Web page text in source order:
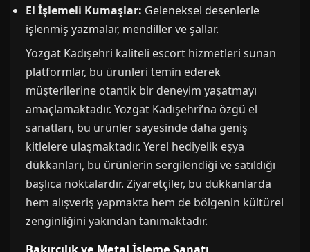
El İşlemeli Kumaşlar: Geleneksel desenlerle
işlenmiş yazmalar, mendiller ve şallar.
Yozgat Kadışehri kaliteli escort hizmetleri sunan
platformlar, bu ürünleri temin ederek
müşterilerine otantik bir deneyim yaşatmayı
amaçlamaktadır. Yozgat Kadışehri’na özgü el
sanatları, bu ürünler sayesinde daha geniş
kitlelere ulaşmaktadır. Yerel hediyelik eşya
dükkanları, bu ürünlerin sergilendiği ve satıldığı
başlıca noktalardır. Ziyaretçiler, bu dükkanlarda
hem alışveriş yapmakta hem de bölgenin kültürel
zenginliğini yakından tanımaktadır.